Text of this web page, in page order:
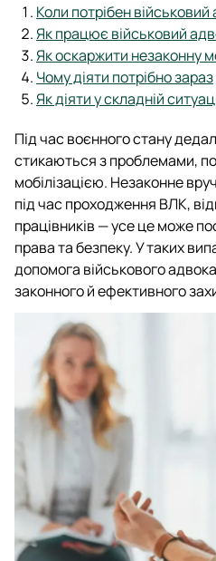
Коли потрібен
Як працює військовий
Як оскаржити незаконну
Чому діяти потрібно зараз
Як діяти у складній
Під час воєнного стану
стикаються з проблемами,
мобілізацією. Незаконне
під час проходження ВЛК,
працівників — усе це може
права та безпеку. У таких
допомога військового
законного й ефективного